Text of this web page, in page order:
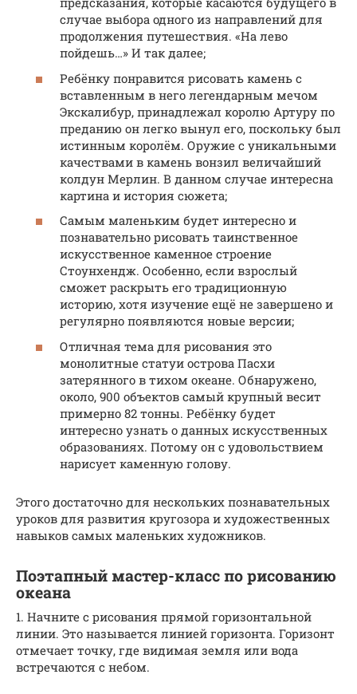
случае выбора одного из направлений для
продолжения путешествия. «На лево
пойдешь…» И так далее;
Ребёнку понравится рисовать камень с
вставленным в него легендарным мечом
Экскалибур, принадлежал королю Артуру по
преданию он легко вынул его, поскольку был
истинным королём. Оружие с уникальными
качествами в камень вонзил величайший
колдун Мерлин. В данном случае интересна
картина и история сюжета;
Самым маленьким будет интересно и
познавательно рисовать таинственное
искусственное каменное строение
Стоунхендж. Особенно, если взрослый
сможет раскрыть его традиционную
историю, хотя изучение ещё не завершено и
регулярно появляются новые версии;
Отличная тема для рисования это
монолитные статуи острова Пасхи
затерянного в тихом океане. Обнаружено,
около, 900 объектов самый крупный весит
примерно 82 тонны. Ребёнку будет
интересно узнать о данных искусственных
образованиях. Потому он с удовольствием
нарисует каменную голову.
Этого достаточно для нескольких познавательных
уроков для развития кругозора и художественных
навыков самых маленьких художников.
Поэтапный мастер-класс по рисованию
океана
1. Начните с рисования прямой горизонтальной
линии. Это называется линией горизонта. Горизонт
отмечает точку, где видимая земля или вода
встречаются с небом.